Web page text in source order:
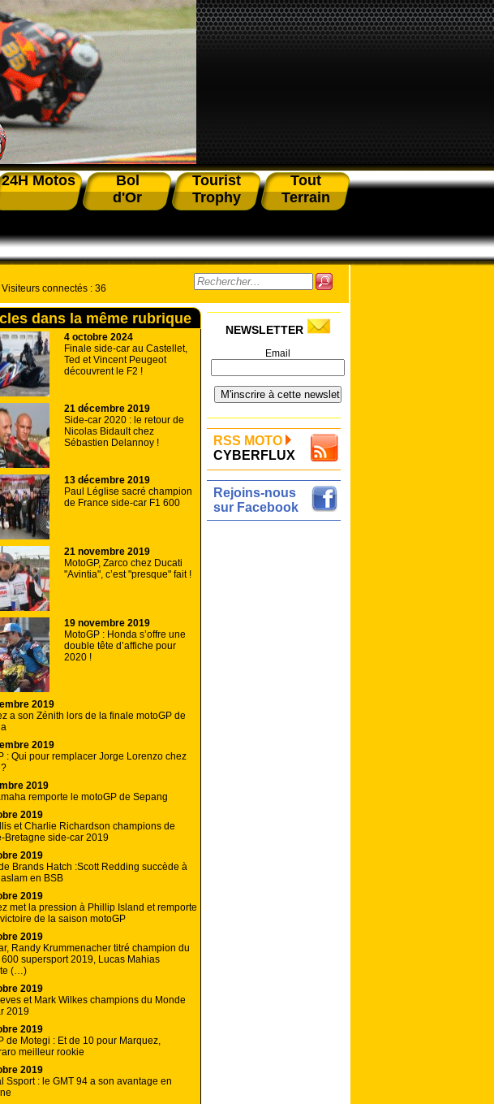
24H Motos
Bol
d'Or
Tourist
Trophy
Tout
Terrain
Visiteurs connectés : 36
dans la même rubrique
4 octobre 2024
Finale side-car au Castellet,
Ted et Vincent Peugeot
découvrent le F2 !
21 décembre 2019
Side-car 2020 : le retour de
Nicolas Bidault chez
Sébastien Delannoy !
13 décembre 2019
Paul Léglise sacré champion
de France side-car F1 600
21 novembre 2019
MotoGP, Zarco chez Ducati
"Avintia", c’est "presque" fait !
19 novembre 2019
MotoGP : Honda s’offre une
double tête d’affiche pour
2020 !
2019
a son Zénith lors de la finale motoGP de
2019
: Qui pour remplacer Jorge Lorenzo chez
2019
remporte le motoGP de Sepang
2019
et Charlie Richardson champions de
Bretagne side-car 2019
2019
Brands Hatch :Scott Redding succède à
en BSB
2019
met la pression à Phillip Island et remporte
de la saison motoGP
2019
Randy Krummenacher titré champion du
supersport 2019, Lucas Mahias
(…)
2019
et Mark Wilkes champions du Monde
2019
2019
de Motegi : Et de 10 pour Marquez,
meilleur rookie
2019
Ssport : le GMT 94 a son avantage en
NEWSLETTER
Email
RSS MOTO
CYBERFLUX
Rejoins-nous
sur Facebook